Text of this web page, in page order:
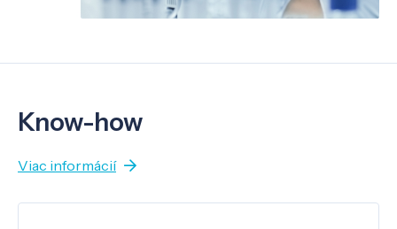
Know-how
Viac informácií